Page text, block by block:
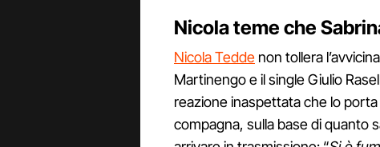
Nicola teme che
Nicola Tedde non tollera
Martinengo e il single Giulio
reazione inaspettata che lo
compagna, sulla base di quanto